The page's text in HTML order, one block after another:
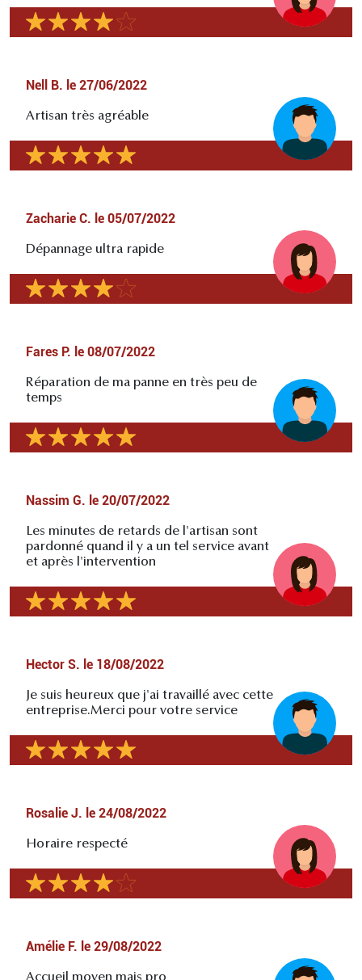
Nell B. le 27/06/2022
Artisan très agréable
Zacharie C. le 05/07/2022
Dépannage ultra rapide
Fares P. le 08/07/2022
Réparation de ma panne en très peu de
temps
Nassim G. le 20/07/2022
Les minutes de retards de l'artisan sont
pardonné quand il y a un tel service avant
et après l'intervention
Hector S. le 18/08/2022
Je suis heureux que j'ai travaillé avec cette
entreprise.Merci pour votre service
Rosalie J. le 24/08/2022
Horaire respecté
Amélie F. le 29/08/2022